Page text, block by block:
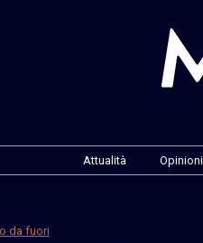
Attualità
da fuori